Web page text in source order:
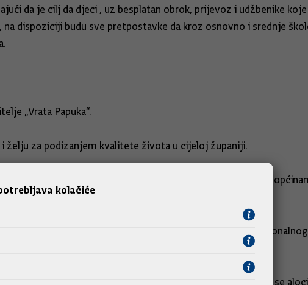
da je cilj da djeci , uz besplatan obrok, prijevoz i udžbenike
dispoziciji budu sve pretpostavke da kroz osnovno i srednje
„Vrata Papuka“.
za podizanjem kvalitete života u cijeloj županiji.
stavila na raspolaganje svim županijama, gradovima i
javne turističke infrastrukture financirana sredstvima
bio je staviti akcent na kontinentalni turizam, za koji se
kolačiće